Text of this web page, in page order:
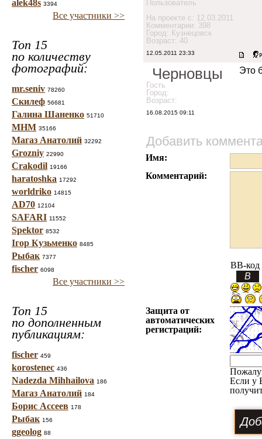
alek48s 3394
Все участники >>
Топ 15
по количеству
фотографий:
mr.seniv 78260
Скилеф 56681
Галина Шаненко 51710
МНМ 35166
Магаз Анатолий 32292
Grozniy 22990
Crakodil 19166
haratoshka 17292
worldriko 14815
AD70 12104
SAFARI 11552
Spektor 8532
Ігор Кузьменко 8485
Рыбак 7377
fischer 6098
Все участники >>
Топ 15
по дополненным
публикациям:
fischer 459
korostenec 436
Nadezda Mihhailova 186
Магаз Анатолий 184
Борис Ассеев 178
Рыбак 156
ggeolog 88
Пользователь
На проекте с: 12.03.2011
Комментарии: 398
Город: Кузнецовск
Возраст: 40
12.05.2011 23:33
Черновцы
Гость
Город:
Возраст:
Это
16.08.2015 09:11
Добавить
Имя:
Комментарий:
BB-код
Защита от
автоматических
регистраций:
Если у